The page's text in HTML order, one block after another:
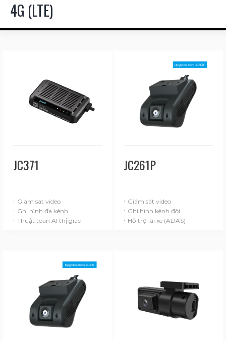
4G (LTE)
JC371
· Giám sát video
· Ghi hình đa kênh
· Thuật toán AI thị giác
JC261P
· Giám sát video
· Ghi hình kênh đôi
· Hỗ trợ lái xe (ADAS)